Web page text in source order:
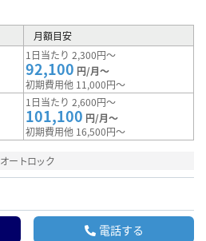
月額目安
1日当たり 2,300円～
92,100 円/月～
初期費用他 11,000円～
1日当たり 2,600円～
101,100 円/月～
初期費用他 16,500円～
オートロック
電話する